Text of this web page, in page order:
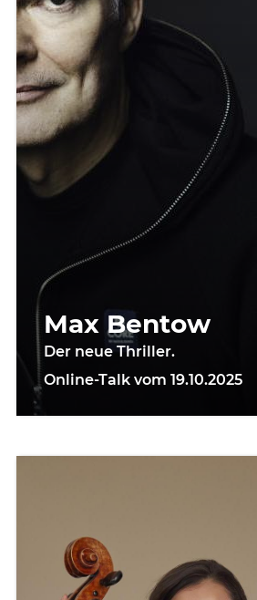
Max Bentow
Der neue Thriller.
Online-Talk vom 19.10.2025